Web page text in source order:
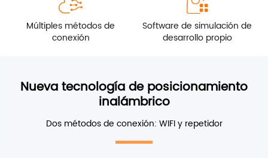
Múltiples métodos de
conexión
Software de simulación de
desarrollo propio
Nueva tecnología de posicionamiento
inalámbrico
Dos métodos de conexión: WIFI y repetidor